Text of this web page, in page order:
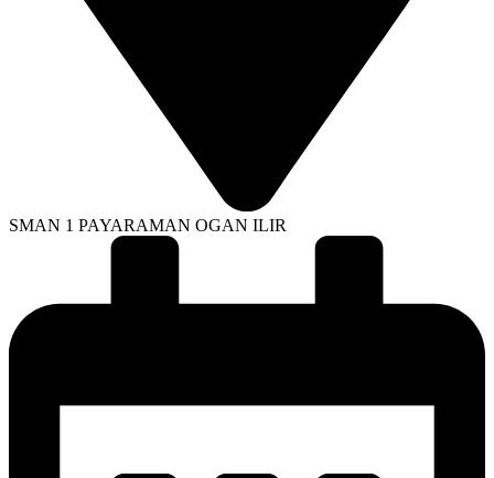
SMAN 1 PAYARAMAN OGAN ILIR